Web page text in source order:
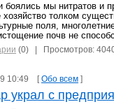
боялись мы нитратов и
хозяйство толком
поля,
почв не
(0) | Просмотров:
10:49 [Обо всем ]
украл с